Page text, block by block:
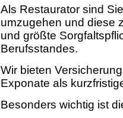
Als Restaurator sind
umzugehen und diese
und größte
Berufsstandes.
Wir bieten
Exponate als
Besonders wichtig ist